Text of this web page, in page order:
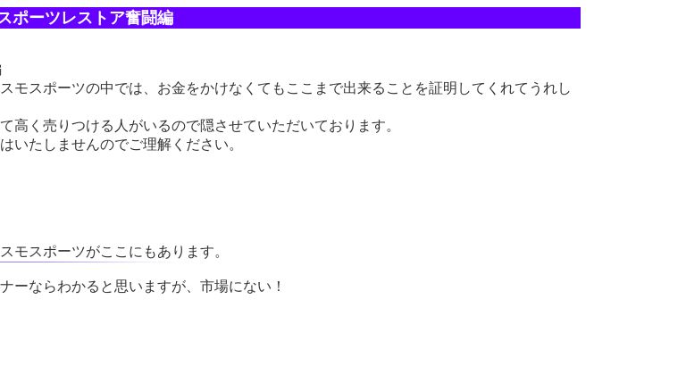
ポーツレストア奮闘編
モスポーツの中では、お金をかけなくてもここまで出来ることを証明してくれてうれし
高く売りつける人がいるので隠させていただいております。
いたしませんのでご理解ください。
モスポーツがここにもあります。
ーならわかると思いますが、市場にない！